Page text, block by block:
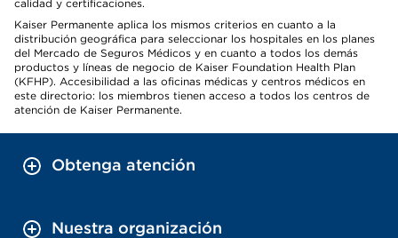
calidad y certificaciones.
Kaiser Permanente aplica los mismos criterios en cuanto a la
distribución geográfica para seleccionar los hospitales en los planes
del Mercado de Seguros Médicos y en cuanto a todos los demás
productos y líneas de negocio de Kaiser Foundation Health Plan
(KFHP). Accesibilidad a las oficinas médicas y centros médicos en
este directorio: los miembros tienen acceso a todos los centros de
atención de Kaiser Permanente.
Obtenga atención
Nuestra organización